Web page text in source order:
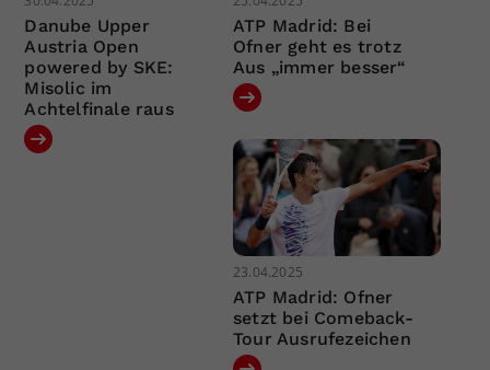
Danube Upper
Austria Open
powered by SKE:
Misolic im
Achtelfinale raus
ATP Madrid: Bei
Ofner geht es trotz
Aus „immer besser“
23.04.2025
ATP Madrid: Ofner
setzt bei Comeback-
Tour Ausrufezeichen